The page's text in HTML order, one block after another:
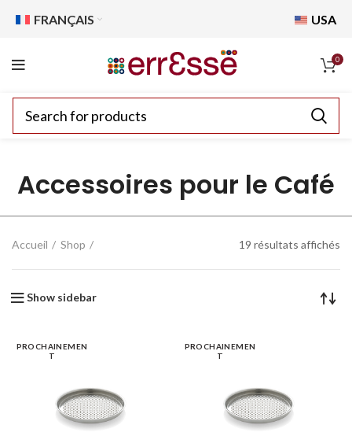
FRANÇAIS USA
0
Accessoires pour le Café
Accueil Shop 19 résultats affichés
Show sidebar
PROCHAINEMEN
T
PROCHAINEMEN
T